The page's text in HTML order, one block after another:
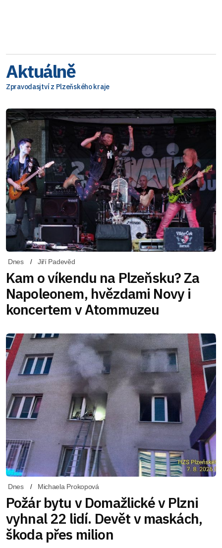
Aktuálně
Zpravodasjtví z Plzeňského kraje
Dnes Jiří Padevěd
Kam o víkendu na Plzeňsku? Za
Napoleonem, hvězdami Novy i
koncertem v Atommuzeu
Dnes Michaela Prokopová
Požár bytu v Domažlické v Plzni
vyhnal 22 lidí. Devět v maskách,
škoda přes milion